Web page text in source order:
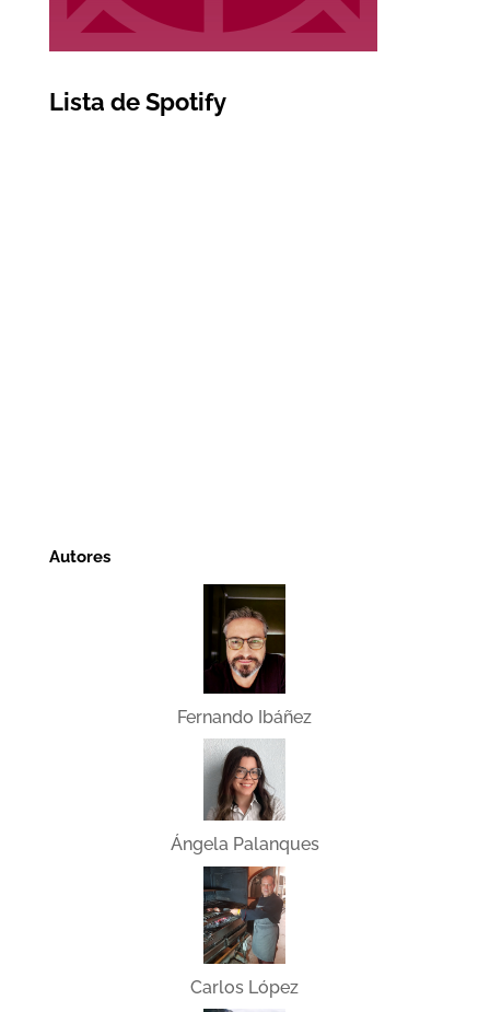
Lista de Spotify
Autores
Fernando Ibáñez
Ángela Palanques
Carlos López